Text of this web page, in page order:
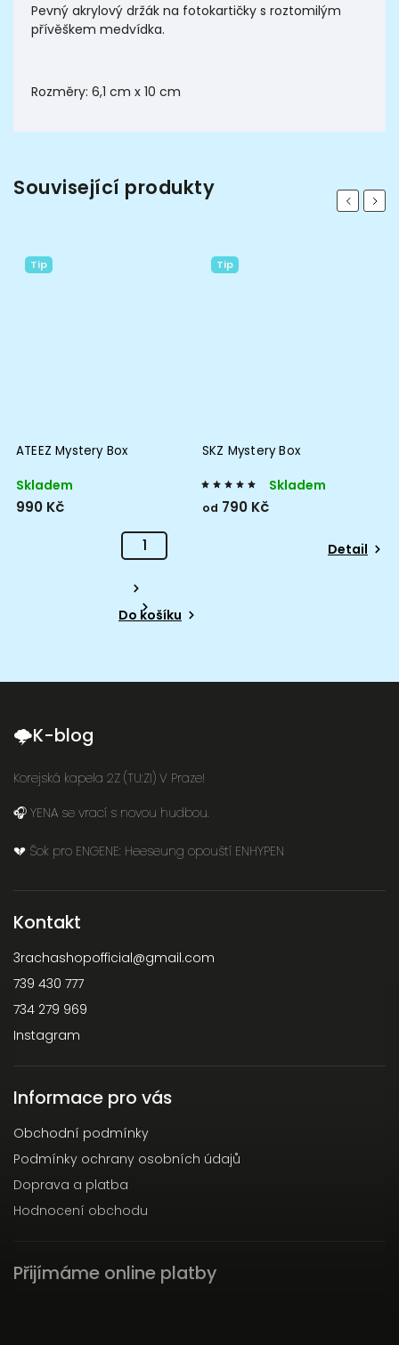
Pevný akrylový držák na fotokartičky s roztomilým
přívěškem medvídka.
Rozměry: 6,1 cm x 10 cm
Související produkty Previous
Tip
ATEEZ Mystery Box
Skladem
990 Kč
Do košíku
Tip
SKZ Mystery Box
Skladem
od 790 Kč
Detail
Next
🌩K-blog
Korejská kapela 2Z (TU:ZI) V Praze!
🎧 YENA se vrací s novou hudbou.
💔 Šok pro ENGENE: Heeseung opouští ENHYPEN
Kontakt
3rachashopofficial@gmail.com
739 430 777
734 279 969
Instagram
Informace pro vás
Obchodní podmínky
Podmínky ochrany osobních údajů
Doprava a platba
Hodnocení obchodu
Přijímáme online platby